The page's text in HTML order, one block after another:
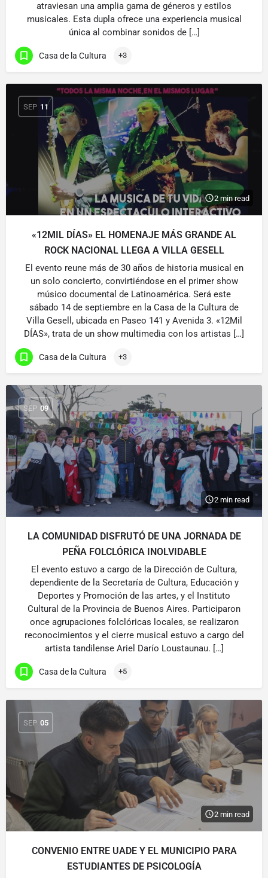
atraviesan una amplia gama de géneros y estilos
musicales. Esta dupla ofrece una experiencia musical
única al combinar sonidos de […]
Casa de la Cultura +3
SEP 11
2 min read
«12MIL DÍAS» EL HOMENAJE MÁS GRANDE AL
ROCK NACIONAL LLEGA A VILLA GESELL
El evento reune más de 30 años de historia musical en
un solo concierto, convirtiéndose en el primer show
músico documental de Latinoamérica. Será este
sábado 14 de septiembre en la Casa de la Cultura de
Villa Gesell, ubicada en Paseo 141 y Avenida 3. «12Mil
DÍAS», trata de un show multimedia con los artistas […]
Casa de la Cultura +3
SEP 09
2 min read
LA COMUNIDAD DISFRUTÓ DE UNA JORNADA DE
PEÑA FOLCLÓRICA INOLVIDABLE
El evento estuvo a cargo de la Dirección de Cultura,
dependiente de la Secretaría de Cultura, Educación y
Deportes y Promoción de las artes, y el Instituto
Cultural de la Provincia de Buenos Aires. Participaron
once agrupaciones folclóricas locales, se realizaron
reconocimientos y el cierre musical estuvo a cargo del
artista tandilense Ariel Darío Loustaunau. […]
Casa de la Cultura +5
SEP 05
2 min read
CONVENIO ENTRE UADE Y EL MUNICIPIO PARA
ESTUDIANTES DE PSICOLOGÍA